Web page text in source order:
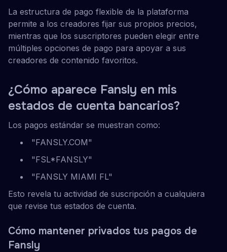
La estructura de pago flexible de la plataforma
permite a los creadores fijar sus propios precios,
mientras que los suscriptores pueden elegir entre
múltiples opciones de pago para apoyar a sus
creadores de contenido favoritos.
¿Cómo aparece Fansly en mis
estados de cuenta bancarios?
Los pagos estándar se muestran como:
"FANSLY.COM"
"FSL*FANSLY"
"FANSLY MIAMI FL"
Esto revela tu actividad de suscripción a cualquiera
que revise tus estados de cuenta.
Cómo mantener privados tus pagos de
Fansly